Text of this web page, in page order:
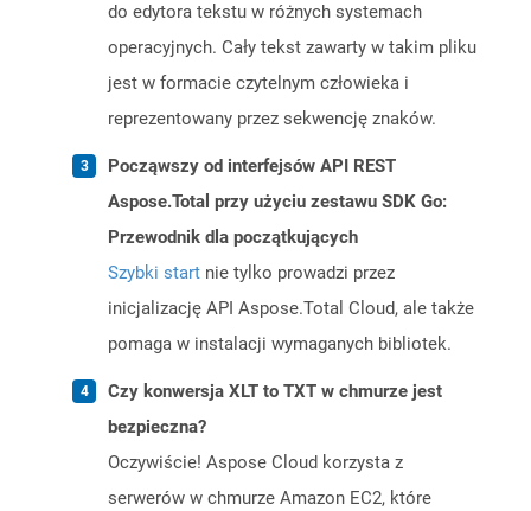
do edytora tekstu w różnych systemach
operacyjnych. Cały tekst zawarty w takim pliku
jest w formacie czytelnym człowieka i
reprezentowany przez sekwencję znaków.
Począwszy od interfejsów API REST
Aspose.Total przy użyciu zestawu SDK Go:
Przewodnik dla początkujących
Szybki start nie tylko prowadzi przez
inicjalizację API Aspose.Total Cloud, ale także
pomaga w instalacji wymaganych bibliotek.
Czy konwersja XLT to TXT w chmurze jest
bezpieczna?
Oczywiście! Aspose Cloud korzysta z
serwerów w chmurze Amazon EC2, które